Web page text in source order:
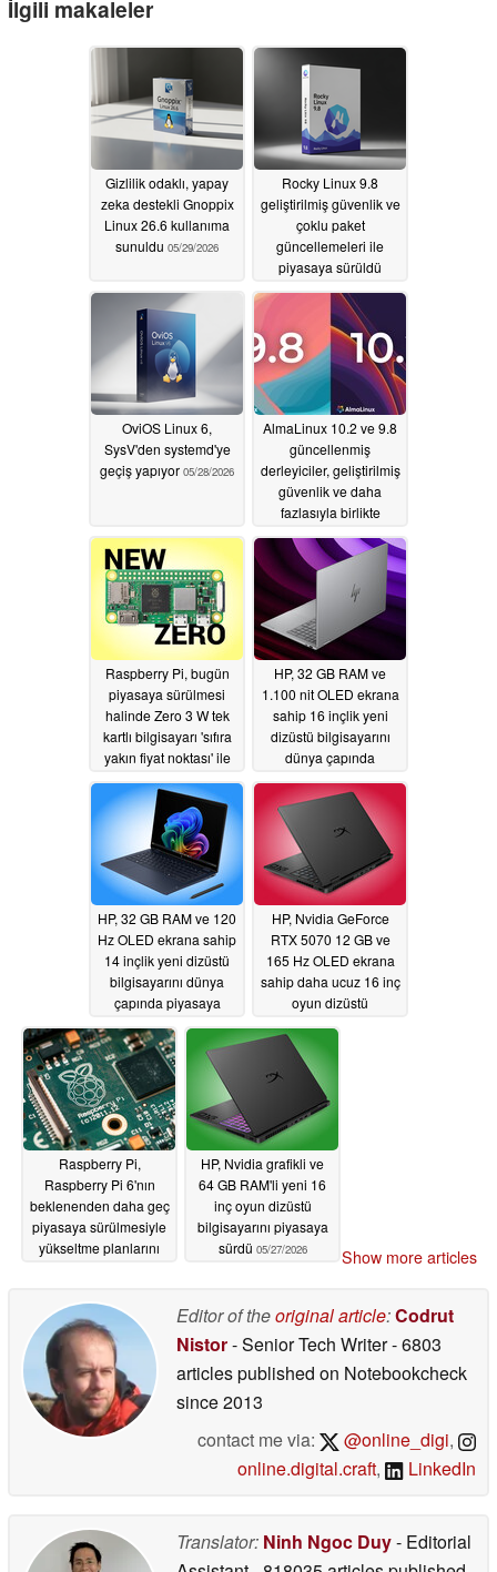
İlgili makaleler
Gizlilik odaklı, yapay
zeka destekli Gnoppix
Linux 26.6 kullanıma
sunuldu 05/29/2026
Rocky Linux 9.8
geliştirilmiş güvenlik ve
çoklu paket
güncellemeleri ile
piyasaya sürüldü
05/29/2026
OviOS Linux 6,
SysV'den systemd'ye
geçiş yapıyor 05/28/2026
AlmaLinux 10.2 ve 9.8
güncellenmiş
derleyiciler, geliştirilmiş
güvenlik ve daha
fazlasıyla birlikte
düşüyor05/28/2026
Raspberry Pi, bugün
piyasaya sürülmesi
halinde Zero 3 W tek
kartlı bilgisayarı 'sıfıra
yakın fiyat noktası' ile
tartışıyor05/28/2026
HP, 32 GB RAM ve
1.100 nit OLED ekrana
sahip 16 inçlik yeni
dizüstü bilgisayarını
dünya çapında
piyasaya sürdü
05/27/2026
HP, 32 GB RAM ve 120
Hz OLED ekrana sahip
14 inçlik yeni dizüstü
bilgisayarını dünya
çapında piyasaya
sürdü05/27/2026
HP, Nvidia GeForce
RTX 5070 12 GB ve
165 Hz OLED ekrana
sahip daha ucuz 16 inç
oyun dizüstü
bilgisayarını piyasaya
sürdü
Raspberry Pi,
Raspberry Pi 6'nın
beklenenden daha geç
piyasaya sürülmesiyle
yükseltme planlarını
HP, Nvidia grafikli ve
64 GB RAM'li yeni 16
inç oyun dizüstü
bilgisayarını piyasaya
sürdü 05/27/2026 Show more articles
Editor of theoriginal article:Codrut
Nistor- Senior Tech Writer- 6803
articles published on Notebookcheck
since 2013
contact me via:
@online_digi,
online.digital.craft, LinkedIn
Translator: Ninh Ngoc Duy- Editorial